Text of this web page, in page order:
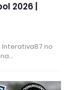
2026 |
Interativa87 no